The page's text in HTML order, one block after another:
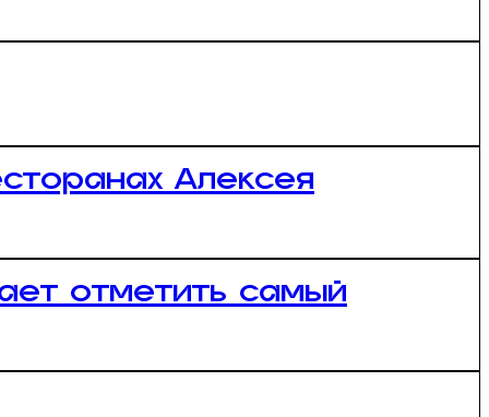
Алексея
отметить самый